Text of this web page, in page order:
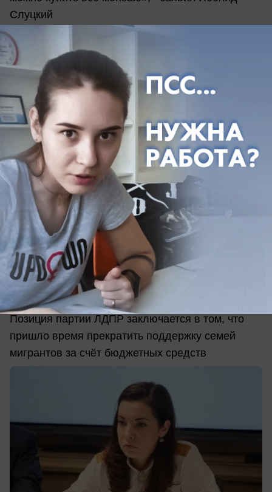
Слуцкий
04.08.2026
Политика
ЛДПР предложила сократить
социальную поддержку мигрантов
Позиция партии ЛДПР заключается в том, что
пришло время прекратить поддержку семей
мигрантов за счёт бюджетных средств